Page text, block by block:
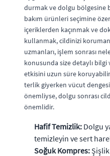
durmak ve dolgu bölgesine
bakım ürünleri seçimine
içeriklerden kaçınmak ve
kullanmak, cildinizi
uzmanları, işlem sonrası
konusunda size detaylı
etkisini uzun süre
terlik giyerken vücut
önemliyse, dolgu sonrası
önemlidir.
Hafif Temizlik: Dolgu
temizleyin ve sert
Soğuk Kompres: